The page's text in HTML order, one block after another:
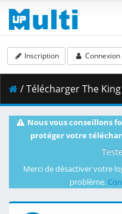
Inscription Connexion
/ Télécharger The King of Braves GaoGaiGar Final S02E03
Nous vous conseillons
protéger votre
Merci de désactiver votre
problème.